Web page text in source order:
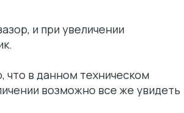
и при увеличении
что в данном техническом
возможно все же увидеть